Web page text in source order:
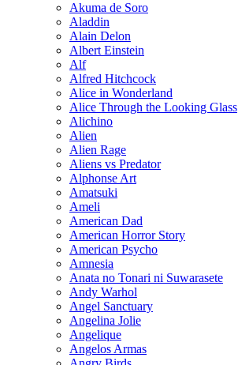
Akuma de Soro
Aladdin
Alain Delon
Albert Einstein
Alf
Alfred Hitchcock
Alice in Wonderland
Alice Through the Looking Glass
Alichino
Alien
Alien Rage
Aliens vs Predator
Alphonse Art
Amatsuki
Ameli
American Dad
American Horror Story
American Psycho
Amnesia
Anata no Tonari ni Suwarasete
Andy Warhol
Angel Sanctuary
Angelina Jolie
Angelique
Angelos Armas